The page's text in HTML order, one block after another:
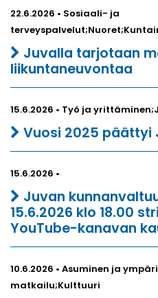
22.6.2026 • Sosiaali- ja
Juvalla tarjotaan
liikuntaneuvontaa
15.6.2026 • Työ ja
Vuosi 2025 päättyi
15.6.2026 •
Juvan
15.6.2026 klo 18.00
YouTube-kanavan
10.6.2026 • Asuminen ja
matkailu;Kulttuuri